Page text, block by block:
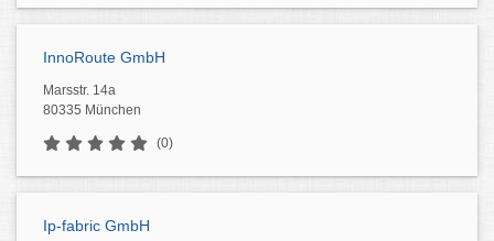
InnoRoute GmbH
Marsstr. 14a
80335 München
(0)
Ip-fabric GmbH